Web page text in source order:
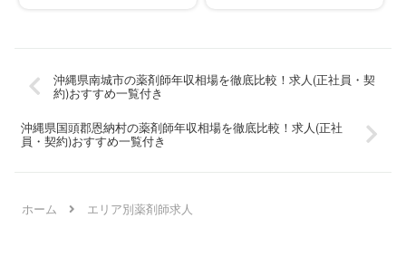
沖縄県南城市の薬剤師年収相場を徹底比較！求人(正社員・契
約)おすすめ一覧付き
沖縄県国頭郡恩納村の薬剤師年収相場を徹底比較！求人(正社
員・契約)おすすめ一覧付き
ホーム エリア別薬剤師求人